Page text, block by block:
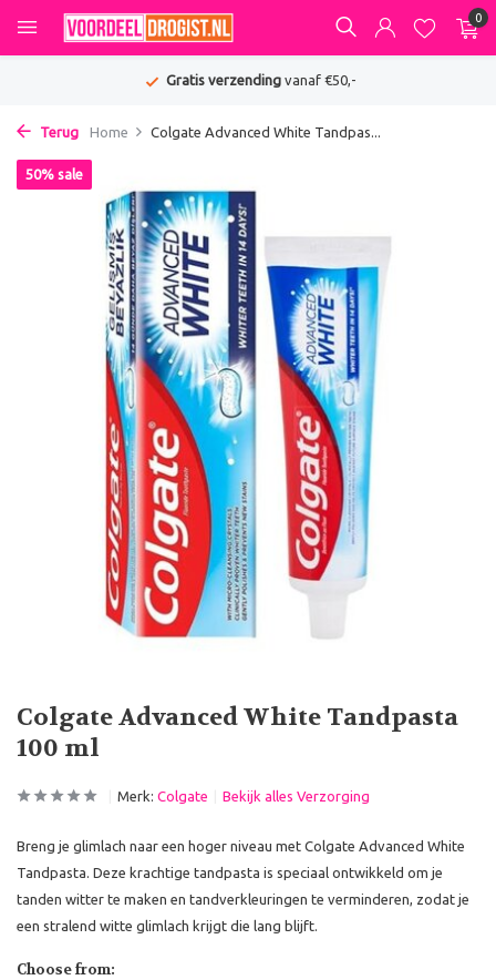
0
Gratis verzendingvanaf €50,-
Terug Home Colgate Advanced White Tandpas...
Colgate Advanced White Tandpasta
100 ml
50% sale
Merk: Colgate Bekijk alles Verzorging
Breng je glimlach naar een hoger niveau met Colgate Advanced White
Tandpasta. Deze krachtige tandpasta is speciaal ontwikkeld om je
tanden witter te maken en tandverkleuringen te verminderen, zodat je
een stralend witte glimlach krijgt die lang blijft.
Choose from: